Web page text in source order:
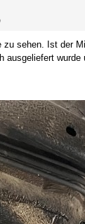
sehen. Ist der